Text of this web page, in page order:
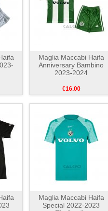
Maglia Maccabi Haifa
Anniversary Bambino
2023-2024
€16.00
Maglia Maccabi Haifa
Special 2022-2023